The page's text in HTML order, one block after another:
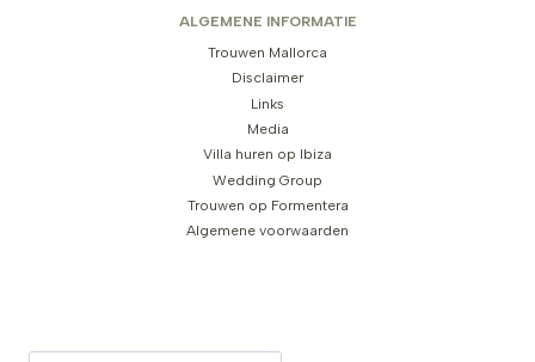
ALGEMENE INFORMATIE
Trouwen Mallorca
Disclaimer
Links
Media
Villa huren op Ibiza
Wedding Group
Trouwen op Formentera
Algemene voorwaarden